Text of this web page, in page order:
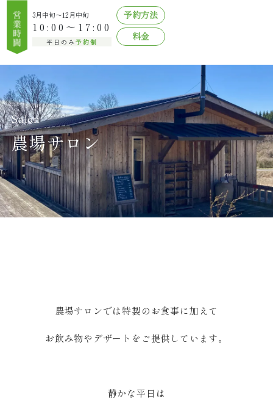
3月中旬〜12月中旬
10:00～17:00
平日のみ予約制
予約方法
料金
Salon
農場サロン
農場サロンでは特製のお食事に加えて
お飲み物やデザートをご提供しています。
静かな平日は